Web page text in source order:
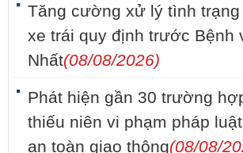
Tăng cường xử lý tình
xe trái quy định trước Bệnh
Nhất(08/08/2026)
Phát hiện gần 30 trường
thiếu niên vi phạm pháp
an toàn giao thông(08/08/